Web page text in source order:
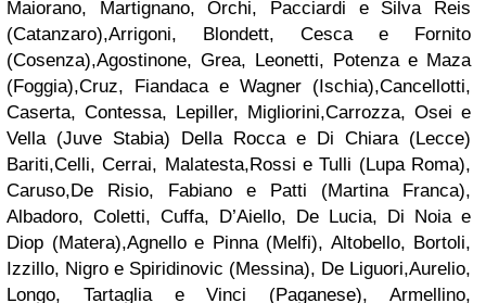
Maiorano, Martignano, Orchi, Pacciardi e Silva Reis
(Catanzaro),Arrigoni, Blondett, Cesca e Fornito
(Cosenza),Agostinone, Grea, Leonetti, Potenza e Maza
(Foggia),Cruz, Fiandaca e Wagner (Ischia),Cancellotti,
Caserta, Contessa, Lepiller, Migliorini,Carrozza, Osei e
Vella (Juve Stabia) Della Rocca e Di Chiara (Lecce)
Bariti,Celli, Cerrai, Malatesta,Rossi e Tulli (Lupa Roma),
Caruso,De Risio, Fabiano e Patti (Martina Franca),
Albadoro, Coletti, Cuffa, D’Aiello, De Lucia, Di Noia e
Diop (Matera),Agnello e Pinna (Melfi), Altobello, Bortoli,
Izzillo, Nigro e Spiridinovic (Messina), De Liguori,Aurelio,
Longo, Tartaglia e Vinci (Paganese), Armellino,